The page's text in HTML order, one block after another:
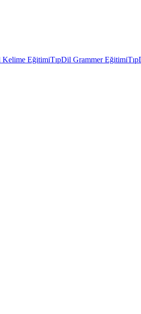
Kelime EğitimiTıpDil Grammer Eğitimi